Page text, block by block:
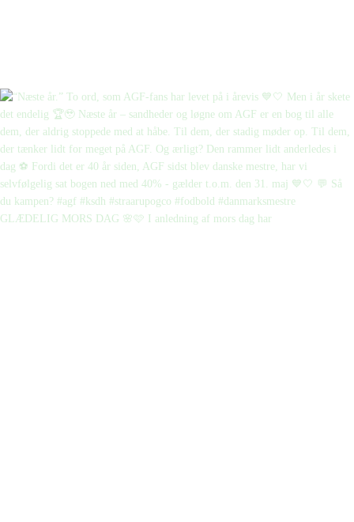
GLÆDELIG MORS DAG 🌸🩷 I anledning af mors dag har